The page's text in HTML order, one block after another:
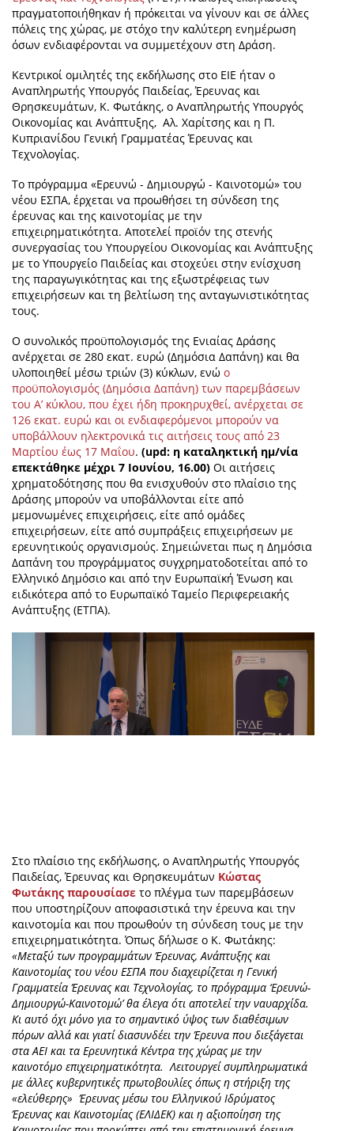
πραγματοποιήθηκαν ή πρόκειται να γίνουν και σε άλλες
πόλεις της χώρας, με στόχο την καλύτερη ενημέρωση
όσων ενδιαφέρονται να συμμετέχουν στη Δράση.
Κεντρικοί ομιλητές της εκδήλωσης στο ΕΙΕ ήταν ο
Αναπληρωτής Υπουργός Παιδείας, Έρευνας και
Θρησκευμάτων, Κ. Φωτάκης, ο Αναπληρωτής Υπουργός
Οικονομίας και Ανάπτυξης, Αλ. Χαρίτσης και η Π.
Κυπριανίδου Γενική Γραμματέας Έρευνας και
Τεχνολογίας.
Το πρόγραμμα «Ερευνώ - Δημιουργώ - Καινοτομώ» του
νέου ΕΣΠΑ, έρχεται να προωθήσει τη σύνδεση της
έρευνας και της καινοτομίας με την
επιχειρηματικότητα. Αποτελεί προϊόν της στενής
συνεργασίας του Υπουργείου Οικονομίας και Ανάπτυξης
με το Υπουργείο Παιδείας και στοχεύει στην ενίσχυση
της παραγωγικότητας και της εξωστρέφειας των
επιχειρήσεων και τη βελτίωση της ανταγωνιστικότητας
τους.
Ο συνολικός προϋπολογισμός της Ενιαίας Δράσης
ανέρχεται σε 280 εκατ. ευρώ (Δημόσια Δαπάνη) και θα
υλοποιηθεί μέσω τριών (3) κύκλων, ενώ ο
προϋπολογισμός (Δημόσια Δαπάνη) των παρεμβάσεων
του Α’ κύκλου, που έχει ήδη προκηρυχθεί, ανέρχεται σε
126 εκατ. ευρώ και οι ενδιαφερόμενοι μπορούν να
υποβάλλουν ηλεκτρονικά τις αιτήσεις τους από 23
Μαρτίου έως 17 Μαΐου. (upd: η καταληκτική ημ/νία
επεκτάθηκε μέχρι 7 Ιουνίου, 16.00) Οι αιτήσεις
χρηματοδότησης που θα ενισχυθούν στο πλαίσιο της
Δράσης μπορούν να υποβάλλονται είτε από
μεμονωμένες επιχειρήσεις, είτε από ομάδες
επιχειρήσεων, είτε από συμπράξεις επιχειρήσεων με
ερευνητικούς οργανισμούς. Σημειώνεται πως η Δημόσια
Δαπάνη του προγράμματος συγχρηματοδοτείται από το
Ελληνικό Δημόσιο και από την Ευρωπαϊκή Ένωση και
ειδικότερα από το Ευρωπαϊκό Ταμείο Περιφερειακής
Ανάπτυξης (ΕΤΠΑ).
Στο πλαίσιο της εκδήλωσης, ο Αναπληρωτής Υπουργός
Παιδείας, Έρευνας και Θρησκευμάτων Κώστας
Φωτάκης παρουσίασε το πλέγμα των παρεμβάσεων
που υποστηρίζουν αποφασιστικά την έρευνα και την
καινοτομία και που προωθούν τη σύνδεση τους με την
επιχειρηματικότητα. Όπως δήλωσε ο Κ. Φωτάκης:
«Mεταξύ των προγραμμάτων Έρευνας, Ανάπτυξης και
Καινοτομίας του νέου ΕΣΠΑ που διαχειρίζεται η Γενική
Γραμματεία Έρευνας και Tεχνολογίας, τo πρόγραμμα ‘Ερευνώ-
Δημιουργώ-Καινοτομώ’ θα έλεγα ότι αποτελεί την ναυαρχίδα.
Κι αυτό όχι μόνο για το σημαντικό ύψος των διαθέσιμων
πόρων αλλά και γιατί διασυνδέει την Έρευνα που διεξάγεται
στα ΑΕΙ και τα Ερευνητικά Κέντρα της χώρας με την
καινοτόμο επιχειρηματικότητα. Λειτουργεί συμπληρωματικά
με άλλες κυβερνητικές πρωτοβουλίες όπως η στήριξη της
«ελεύθερης» Έρευνας μέσω του Ελληνικού Ιδρύματος
Έρευνας και Καινοτομίας (ΕΛΙΔΕΚ) και η αξιοποίηση της